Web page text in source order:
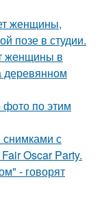
женщины,
позе в студии.
женщины в
деревянном
фото по этим
снимками с
Oscar Party.
- говорят